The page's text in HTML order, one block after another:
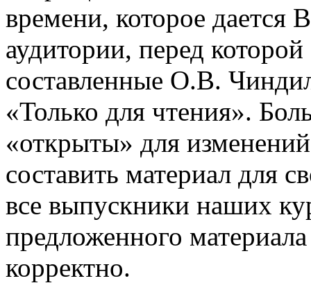
времени, которое дается
аудитории, перед
составленные О.В.
«Только для чтения».
«открыты» для
составить материал для
все выпускники наших
предложенного
корректно.